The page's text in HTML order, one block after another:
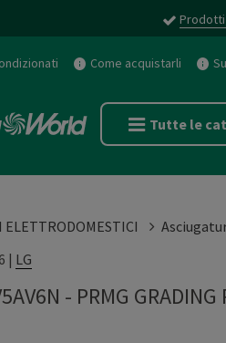
Prodotti
Come acquistarli
Tutte le
ELETTRODOMESTICI
| LG
- PRMG